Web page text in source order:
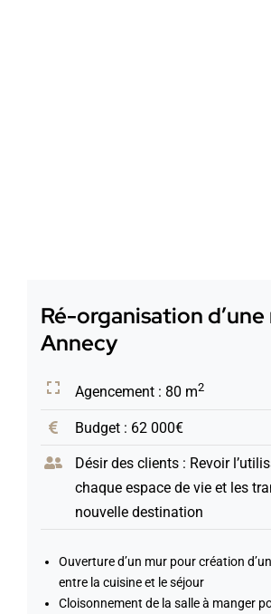
Ré-organisation d’une
Annecy
Agencement : 80 m2
Budget : 62 000€
Désir des clients : Revoir
chaque espace de vie et les
nouvelle destination
Ouverture d’un mur pour création
entre la cuisine et le séjour
Cloisonnement de la salle à manger